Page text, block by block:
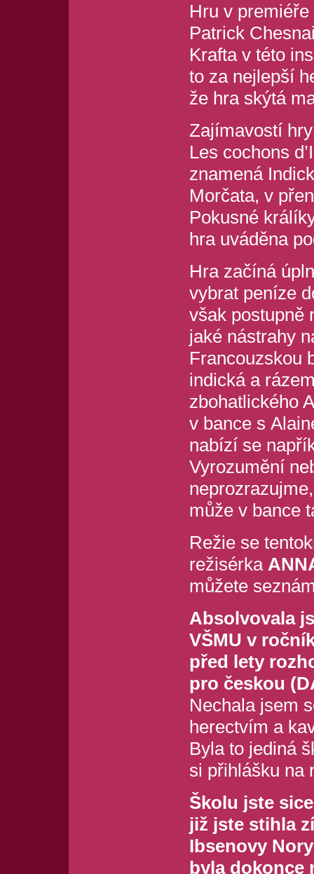
Hru v
Patrick
Krafta v této
to za nejlepší
že hra skýtá
Zajímavostí
Les cochons
znamená
Morčata, v
Pokusné
hra uváděna
Hra začíná
vybrat peníze
však postupně
jaké nástrahy
Francouzskou
indická a
zbohatlického
v bance s
nabízí se
Vyrozumění
může v bance
Režie se
režisérka
můžete
Absolvovala
VŠMU v
před lety
pro českou
Nechala jsem
herectvím a
Byla to jediná
si přihlášku na
Školu jste
již jste stihla
Ibsenovy
byla dokonce